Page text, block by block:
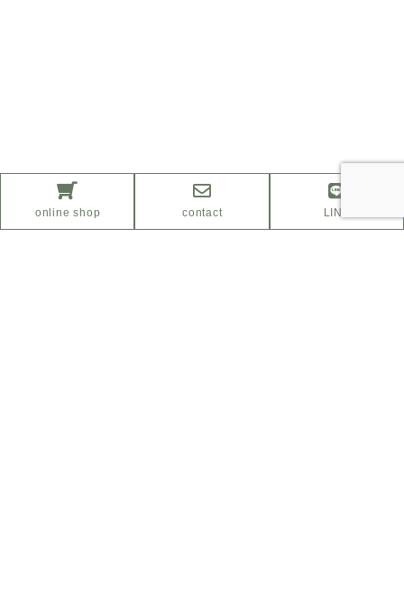
online shop contact LINE